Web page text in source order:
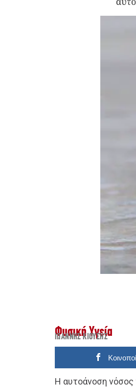
Φυσική Υγεία
ΙΩΆΝΝΗΣ ΚΙΟΎΣΗΣ
Η αυτοάνοση νόσος